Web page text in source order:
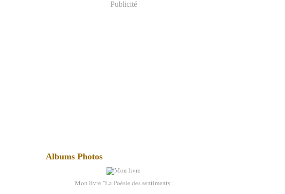
Publicité
Albums Photos
Mon livre "La Poésie des sentiments"